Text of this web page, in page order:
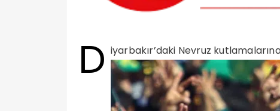
D iyarbakır’daki Nevruz